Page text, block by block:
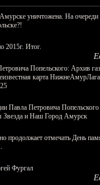
уничтожена. На очереди
2015г. Итог.
Попельского: Архив
карта
Павла Петровича
Звезда и Наш Город Амурск
продолжает отмечать День
Фургал